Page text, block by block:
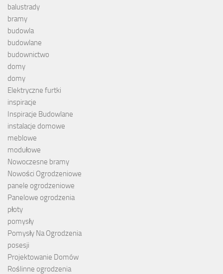
balustrady
bramy
budowla
budowlane
budownictwo
domy
domy
Elektryczne furtki
inspiracje
Inspiracje Budowlane
instalacje domowe
meblowe
modułowe
Nowoczesne bramy
Nowości Ogrodzeniowe
panele ogrodzeniowe
Panelowe ogrodzenia
płoty
pomysły
Pomysły Na Ogrodzenia
posesji
Projektowanie Domów
Roślinne ogrodzenia